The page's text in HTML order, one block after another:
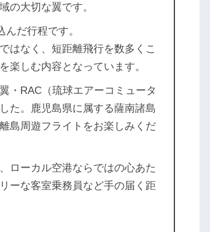
の大切な翼です。
だ行程です。
はなく、短距離飛行を数多くこ
楽しむ内容となっています。
・RAC（琉球エアーコミュータ
た。鹿児島県に属する薩南諸島
島周遊フライトをお楽しみくだ
ローカル空港ならではの心あた
ーな客室乗務員など手の届く距